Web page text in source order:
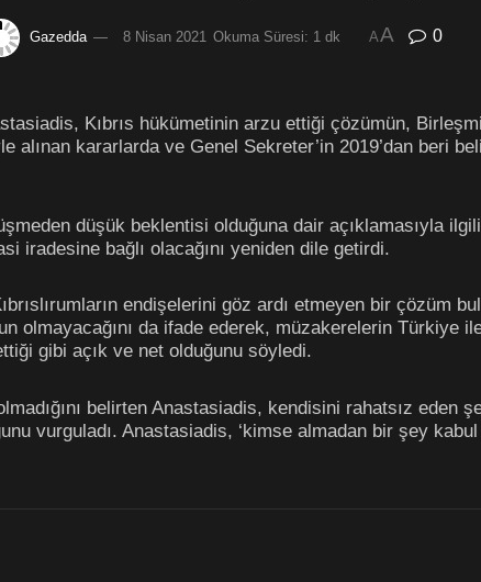
Gazedda 8 Nisan 2021 Okuma Süresi: 1 dk AA 0
Kıbrıs hükümetinin arzu ettiği çözümün,
alınan kararlarda ve Genel Sekreter’in 2019’dan beri
düşük beklentisi olduğuna dair açıklamasıyla
iradesine bağlı olacağını yeniden dile getirdi.
endişelerini göz ardı etmeyen bir çözüm
olmayacağını da ifade ederek, müzakerelerin Türkiye
gibi açık ve net olduğunu söyledi.
belirten Anastasiadis, kendisini rahatsız eden
vurguladı. Anastasiadis, ‘kimse almadan bir şey